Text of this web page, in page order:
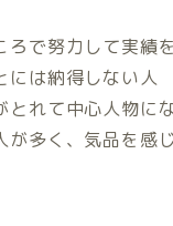
で努力して実績
は納得しない人
れて中心人物に
多く、気品を感